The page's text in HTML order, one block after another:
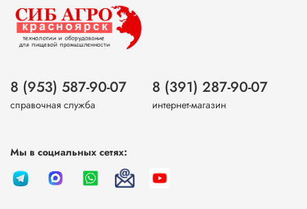
8 (953) 587-90-07
справочная служба
8 (391) 287-90-07
интернет-магазин
Мы в социальных сетях: